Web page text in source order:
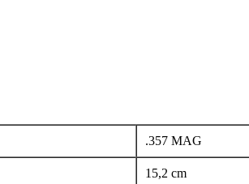
.357 MAG
15,2 cm